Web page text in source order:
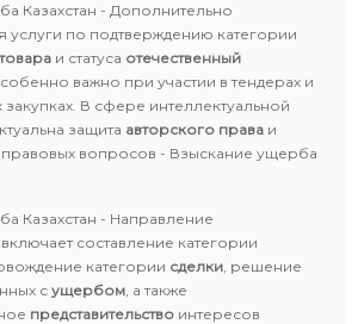
Казахстан - Дополнительно
услуги по подтверждению категории
и статуса отечественный
важно при участии в тендерах и
закупках. В сфере интеллектуальной
защита авторского права и
вопросов - Взыскание ущерба
Казахстан - Направление
включает составление категории
категории сделки, решение
с ущербом, а также
представительство интересов